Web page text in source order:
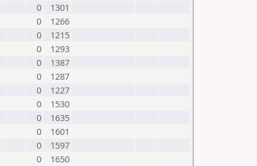
0
1301
0
1266
0
1215
0
1293
0
1387
0
1287
0
1227
0
1530
0
1635
0
1601
0
1597
0
1650